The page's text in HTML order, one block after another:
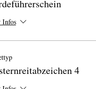
Infos
4